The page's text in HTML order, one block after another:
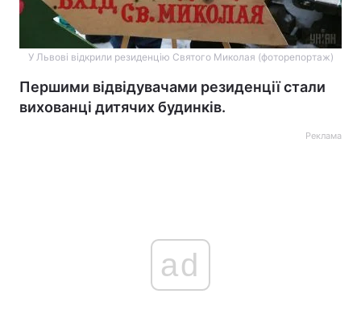
У Львові відкрили резиденцію Святого Миколая (фоторепортаж)
Першими відвідувачами резиденції стали
вихованці дитячих будинків.
Реклама
ad